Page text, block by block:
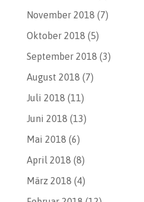
November 2018 (7)
Oktober 2018 (5)
September 2018 (3)
August 2018 (7)
Juli 2018 (11)
Juni 2018 (13)
Mai 2018 (6)
April 2018 (8)
März 2018 (4)